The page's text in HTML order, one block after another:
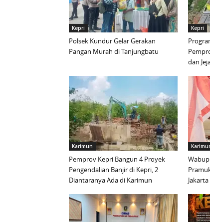
Kepri
Polsek Kundur Gelar Gerakan
Pangan Murah di Tanjungbatu
Kepri
dan
Karimun
Pemprov Kepri Bangun 4 Proyek
Pengendalian Banjir di Kepri, 2
Diantaranya Ada di Karimun
Jakarta